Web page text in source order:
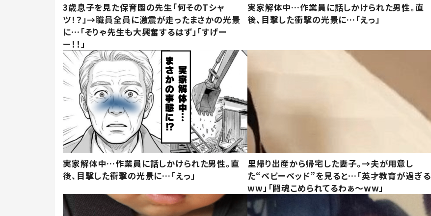
3歳息子を見た保育園の先生「何そのTシャ
ツ！？」→職員全員に激震が走ったまさかの光景
に…「そりゃ先生も大興奮するはず」「すげー
ー！！」
実家解体中…作業員に話しかけられた男性。直
後、目撃した衝撃の光景に…「えっ」
実家解体中…作業員に話しかけられた男性。直
後、目撃した衝撃の光景に…「えっ」
里帰り出産から帰宅した妻子。→夫が用意し
た“ベビーベッド”を見ると…「英才教育が過ぎる
ww」「闘魂こめられてるわぁ～ww」